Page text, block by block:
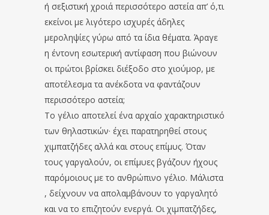
ή σεξιστική χροιά περισσότερο αστεία απ’ ό,τι
εκείνοι με λιγότερο ισχυρές άδηλες
μεροληψίες γύρω από τα ίδια θέματα. Άραγε
η έντονη εσωτερική αντίφαση που βιώνουν
οι πρώτοι βρίσκει διέξοδο στο χιούμορ, με
αποτέλεσμα τα ανέκδοτα να φαντάζουν
περισσότερο αστεία;
Το γέλιο αποτελεί ένα αρχαίο χαρακτηριστικό
των θηλαστικών· έχει παρατηρηθεί στους
χιμπατζήδες αλλά και στους επίμυς. Όταν
τους γαργαλούν, οι επίμυες βγάζουν ήχους
παρόμοιους με το ανθρώπινο γέλιο. Μάλιστα
, δείχνουν να απολαμβάνουν το γαργαλητό
και να το επιζητούν ενεργά. Οι χιμπατζήδες,